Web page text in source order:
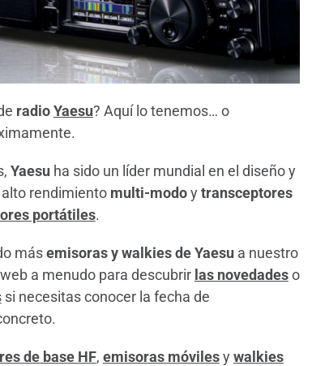
radioYaesu? Aquí lo tenemos… o
Yaesuha sido un líder mundial en el diseño y
rendimiento multi-modoytransceptores
portátiles.
másemisoras y walkies de Yaesua nuestro
a menudo para descubrir las novedadeso
si necesitas conocer la fecha de
de base HF, emisoras móvilesywalkies